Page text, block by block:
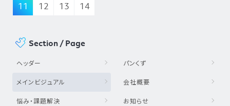
Section / Page
ヘッダー
メインビジュアル
悩み・課題解決
パンくず
会社概要
お知らせ
11
12 13 14